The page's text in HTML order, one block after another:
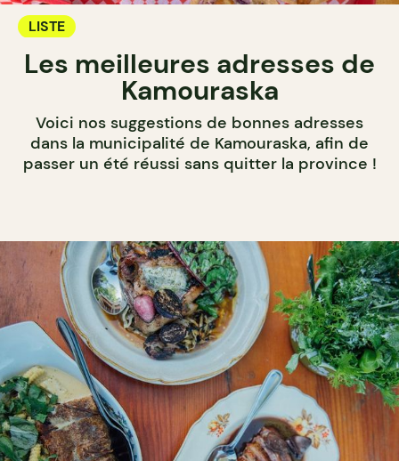
LISTE
Les meilleures adresses de
Kamouraska
Voici nos suggestions de bonnes adresses
dans la municipalité de Kamouraska, afin de
passer un été réussi sans quitter la province !